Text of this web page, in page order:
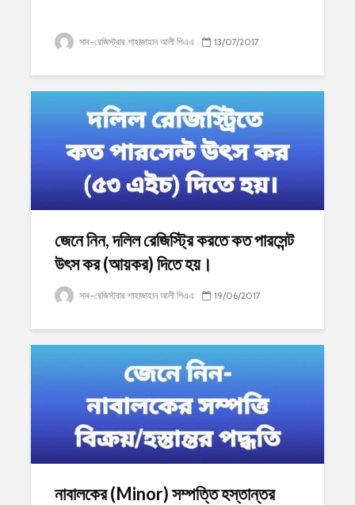
সাব-রেজিস্ট্রার শাহাজাহান আলী পিএএ 13/07/2017
জেনে নিন, দলিল রেজিস্ট্রি করতে কত পারসেন্ট
উৎস কর (আয়কর) দিতে হয়।
সাব-রেজিস্ট্রার শাহাজাহান আলী পিএএ 19/06/2017
নাবালকের (Minor) সম্পত্তি হস্তান্তর